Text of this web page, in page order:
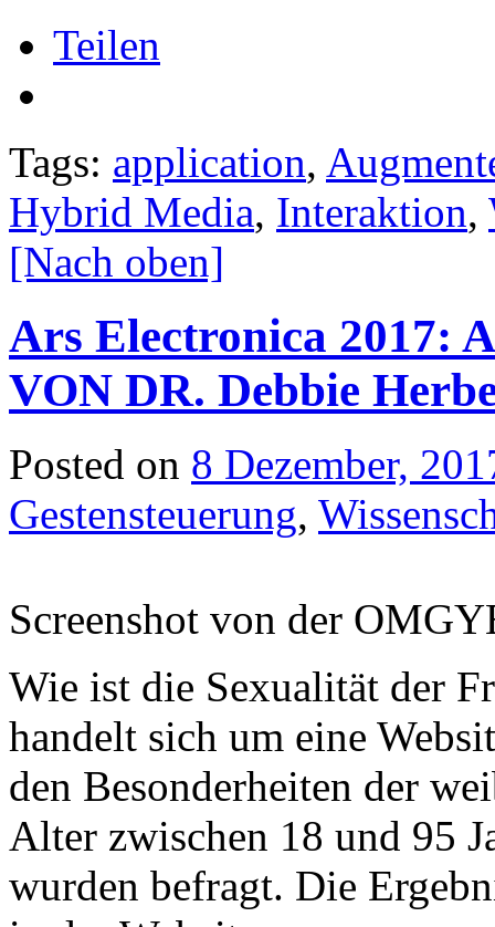
Teilen
Tags: application,
Hybrid Media, Interaktion,
[Nach oben]
Ars Electronica 2017:
VON DR. Debbie
Posted on 8 Dezember,
Gestensteuerung,
Screenshot von der
Wie ist die Sexualität der
handelt sich um eine
den Besonderheiten der
Alter zwischen 18 und 95
wurden befragt. Die